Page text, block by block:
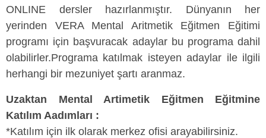
ONLINE dersler hazırlanmıştır. Dünyanın her
yerinden VERA Mental Aritmetik Eğitmen Eğitimi
programı için başvuracak adaylar bu programa dahil
olabilirler.Programa katılmak isteyen adaylar ile ilgili
herhangi bir mezuniyet şartı aranmaz.
Uzaktan Mental Artimetik Eğitmen Eğitmine
Katılım Aadımları :
*Katılım için ilk olarak merkez ofisi arayabilirsiniz.